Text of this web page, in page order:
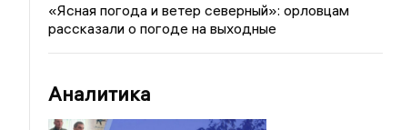
«Ясная погода и ветер северный»: орловцам
рассказали о погоде на выходные
Аналитика